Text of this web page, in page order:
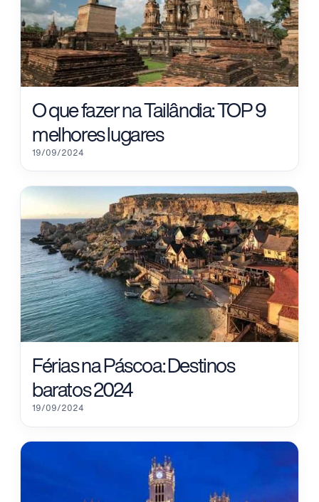
O que fazer na Tailândia: TOP 9
melhores lugares
19/09/2024
Férias na Páscoa: Destinos
baratos 2024
19/09/2024